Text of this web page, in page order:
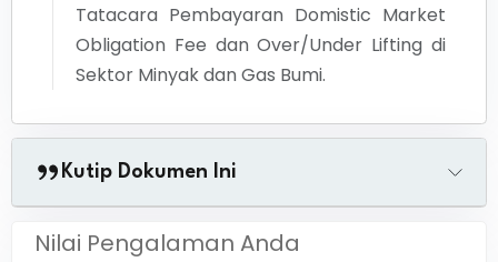
Tatacara Pembayaran Domistic Market
Obligation Fee dan Over/Under Lifting di
Sektor Minyak dan Gas Bumi.
Kutip Dokumen Ini
Nilai Pengalaman Anda